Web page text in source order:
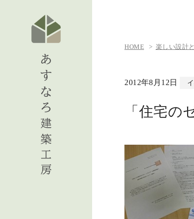
HOME 楽しい設計
2012年8月12日
「住宅の